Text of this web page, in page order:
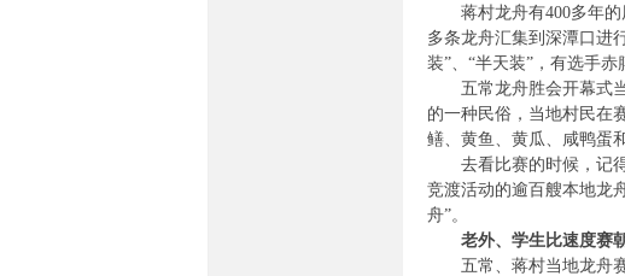
蒋村龙舟有400多年的
多条龙舟汇集到深潭口进
装”、“半天装”，有选手赤
五常龙舟胜会开幕式当
的一种民俗，当地村民在
鳝、黄鱼、黄瓜、咸鸭蛋
去看比赛的时候，记得
竞渡活动的逾百艘本地龙
舟”。
老外、学生比速度赛
五常、蒋村当地龙舟赛